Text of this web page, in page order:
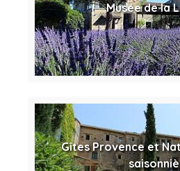
Musée de la
Gîtes Provence et